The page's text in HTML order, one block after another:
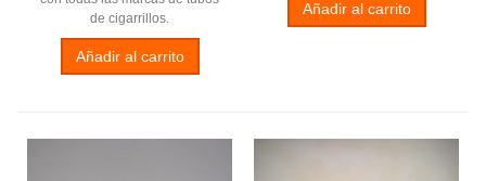
de cigarrillos.
Añadir al carrito
Añadir al carrito